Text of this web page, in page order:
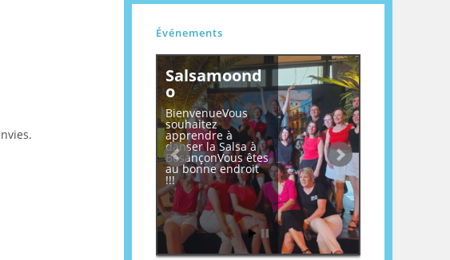
Événements
Salsamoond
o
BienvenueVous
souhaitez
apprendre à
danser la Salsa à
BesançonVous êtes
au bonne endroit
!!!